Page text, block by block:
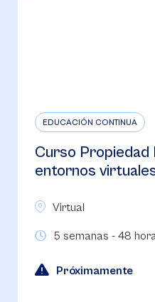
EDUCACIÓN CONTINUA
Curso Propiedad
entornos
Virtual
5 semanas - 48
Próximamente